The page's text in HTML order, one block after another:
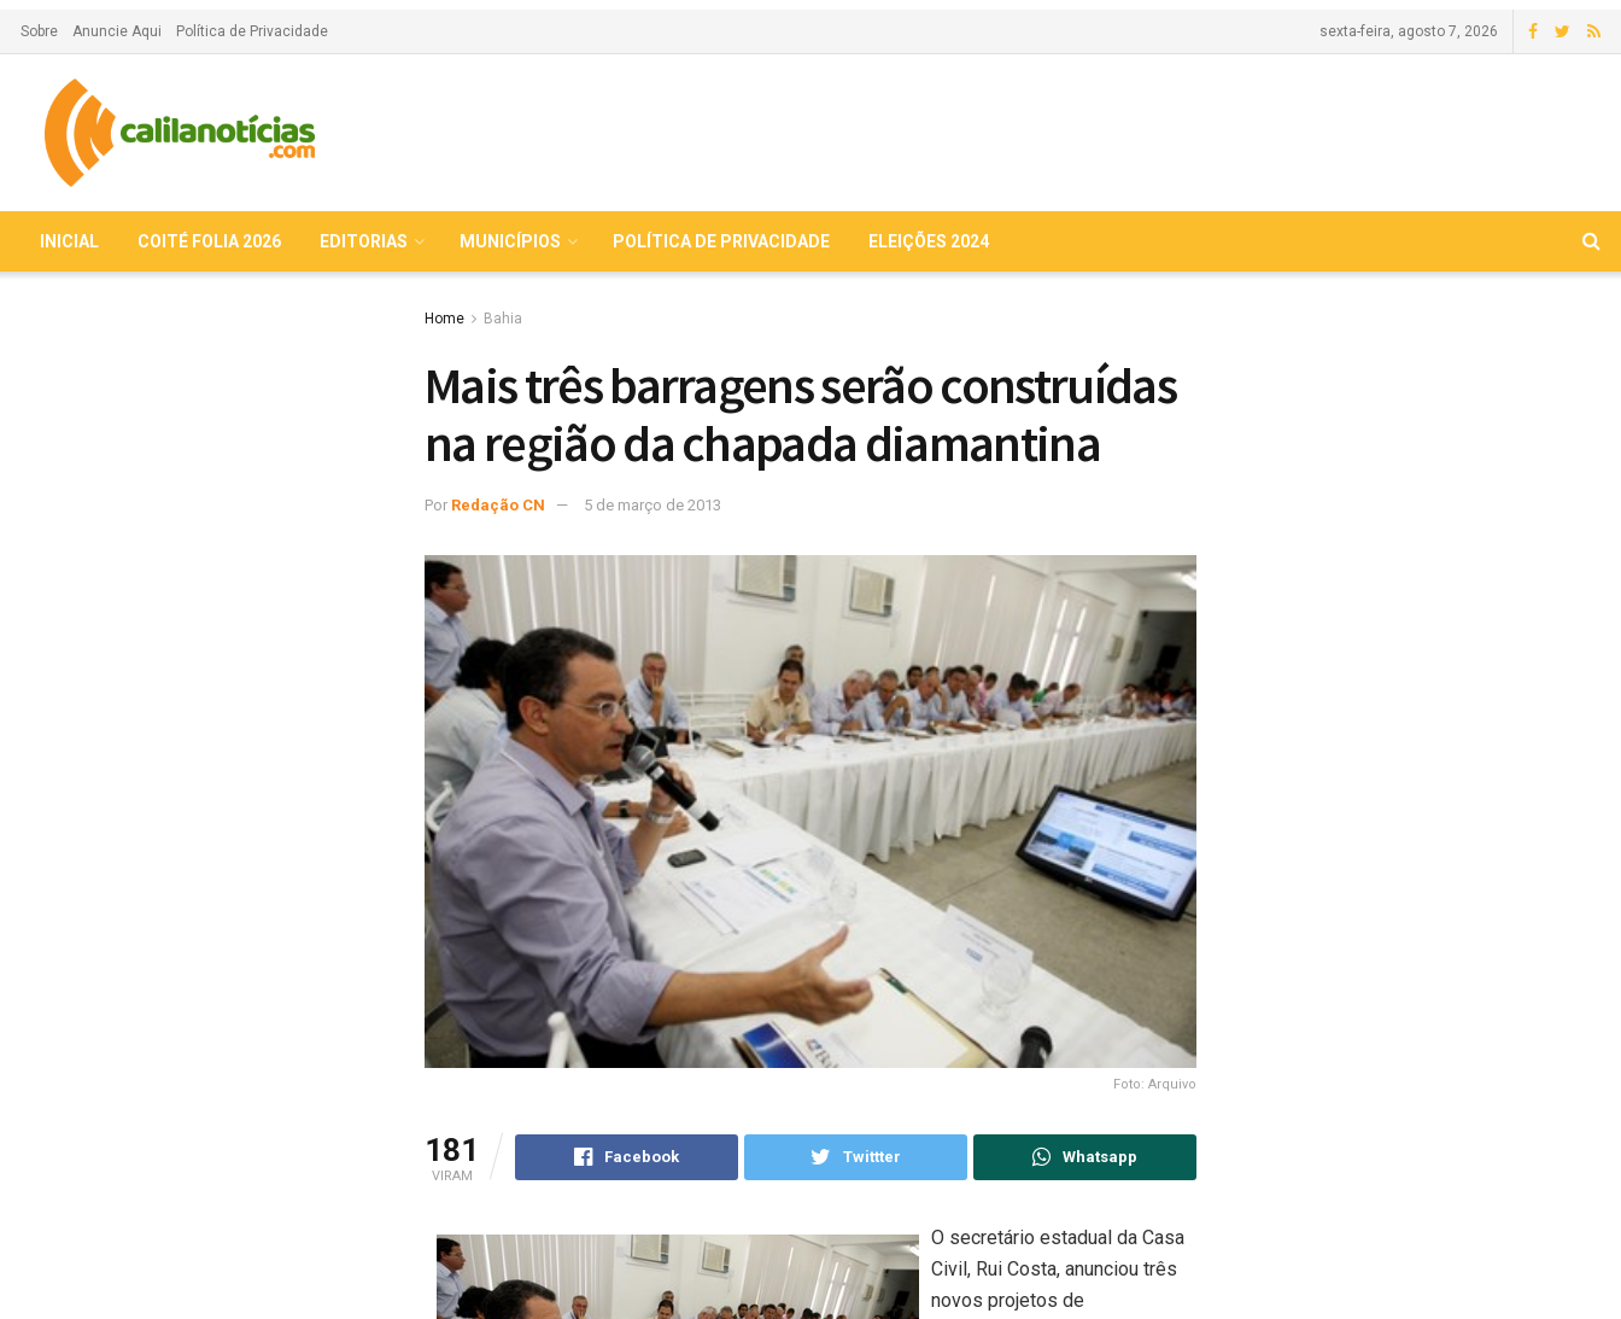
Sobre Anuncie Aqui Política de Privacidade sexta-feira, agosto 7, 2026
INICIAL COITÉ FOLIA 2026 EDITORIAS MUNICÍPIOS POLÍTICA DE PRIVACIDADE ELEIÇÕES 2024
Home Bahia
Mais três barragens serão construídas
na região da chapada diamantina
Por Redação CN 5 de março de 2013
Foto: Arquivo
181
VIRAM
Facebook Twittter Whatsapp
O secretário estadual da Casa
Civil, Rui Costa, anunciou três
novos projetos de